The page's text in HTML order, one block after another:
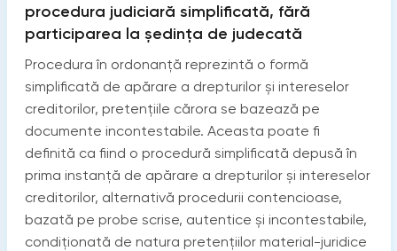
procedura judiciară simplificată, fără
participarea la ședința de judecată
Procedura în ordonanţă reprezintă o formă
simplificată de apărare a drepturilor și intereselor
creditorilor, pretenţiile cărora se bazează pe
documente incontestabile. Aceasta poate fi
definită ca fiind o procedură simplificată depusă în
prima instanţă de apărare a drepturilor și intereselor
creditorilor, alternativă procedurii contencioase,
bazată pe probe scrise, autentice și incontestabile,
condiţionată de natura pretenţiilor material-juridice